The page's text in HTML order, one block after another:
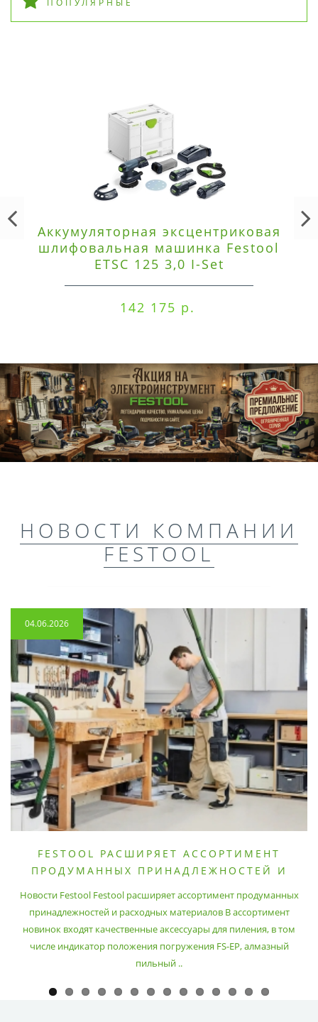
ПОПУЛЯРНЫЕ
Аккумуляторная эксцентриковая
шлифовальная машинка Festool
ETSC 125 3,0 I-Set
142 175 р.
НОВОСТИ КОМПАНИИ
FESTOOL
04.06.2026
FESTOOL РАСШИРЯЕТ АССОРТИМЕНТ
ПРОДУМАННЫХ ПРИНАДЛЕЖНОСТЕЙ И
Новости Festool Festool расширяет ассортимент продуманных
принадлежностей и расходных материалов В ассортимент
новинок входят качественные аксессуары для пиления, в том
числе индикатор положения погружения FS-EP, алмазный
пильный ..